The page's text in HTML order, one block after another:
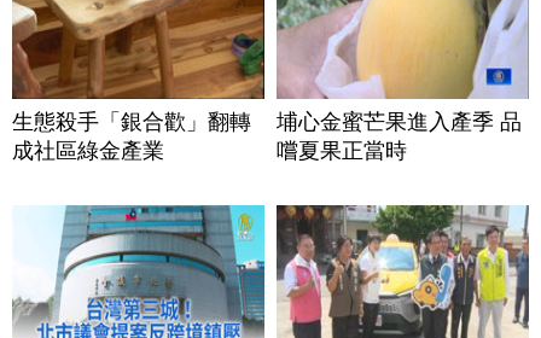
生態殺手「銀合歡」翻轉
成社區綠金產業
埔心金蜜芒果進入產季 品
嚐夏果正當時